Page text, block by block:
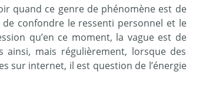
quand ce genre de phénomène est de
confondre le ressenti personnel et le
qu’en ce moment, la vague est de
mais régulièrement, lorsque des
sur internet, il est question de l’énergie